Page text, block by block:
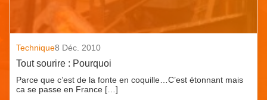
Technique8 Déc. 2010
Tout sourire : Pourquoi
Parce que c’est de la fonte en coquille…C’est étonnant mais
ca se passe en France […]